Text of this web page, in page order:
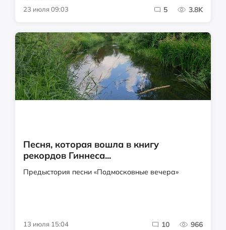
23 июля 09:03 5 3.8K
Песня, которая вошла в книгу
рекордов Гиннеса...
Предыстория песни «Подмосковные вечера»
13 июля 15:04 10 966